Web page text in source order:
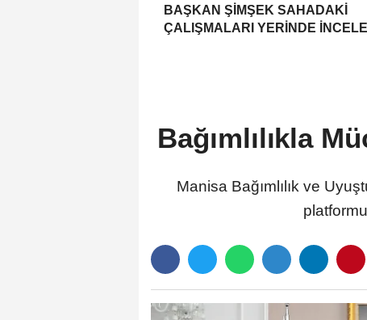
BAŞKAN ŞİMŞEK SAHADAKİ
ÇALIŞMALARI YERİNDE
Bağımlılıkla
Manisa Bağımlılık ve